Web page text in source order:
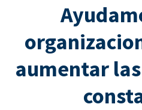
aumentar